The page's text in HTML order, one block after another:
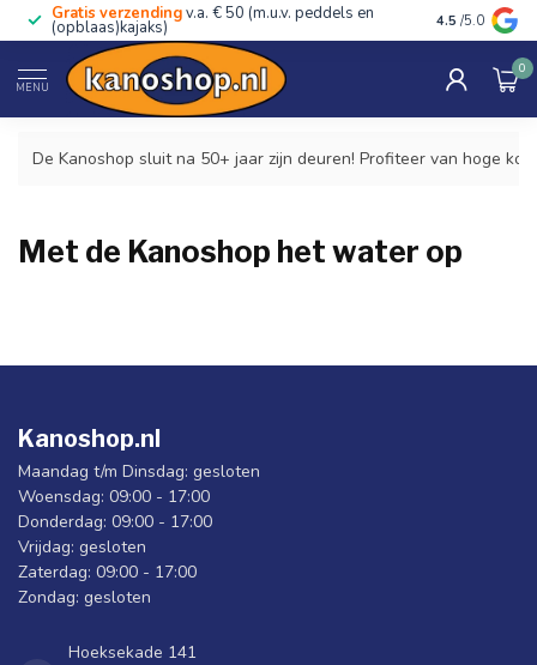
Gratis verzendingv.a. € 50 (m.u.v. peddels en
(opblaas)kajaks) Advies van
4.5 /5.0
MENU
0
Home / Veiligheid en kano-reddingen
De Kanoshop sluit na 50+ jaar zijn deuren! Profiteer van hoge
Met de Kanoshop het water op
Kanoshop.nl
Maandag t/m Dinsdag: gesloten
Woensdag: 09:00 - 17:00
Donderdag: 09:00 - 17:00
Vrijdag: gesloten
Zaterdag: 09:00 - 17:00
Zondag: gesloten
Hoeksekade 141